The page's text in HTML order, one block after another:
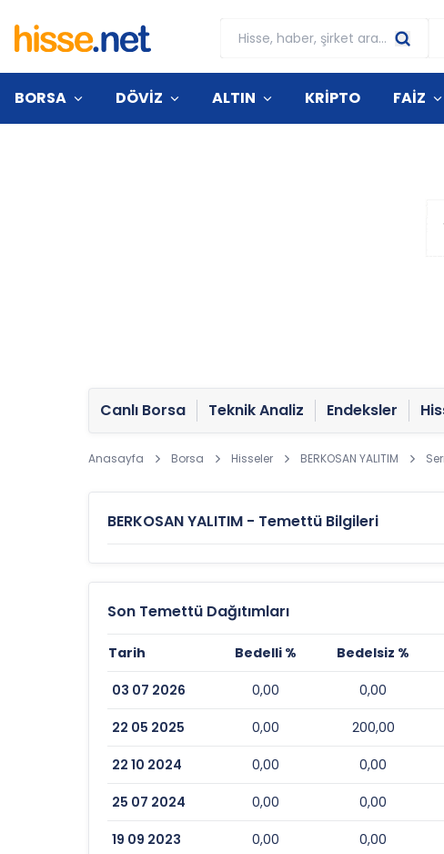
BORSA DÖVİZ ALTIN KRİPTO FAİZ
Canlı Borsa Teknik Analiz Endeksler
Anasayfa Borsa Hisseler BERKOSAN YALITIM
BERKOSAN YALITIM - Temettü Bilgileri
Son Temettü Dağıtımları
Tarih Bedelli % Bedelsiz %
03 07 2026 0,00 0,00
22 05 2025 0,00 200,00
22 10 2024 0,00 0,00
25 07 2024 0,00 0,00
19 09 2023 0,00 0,00